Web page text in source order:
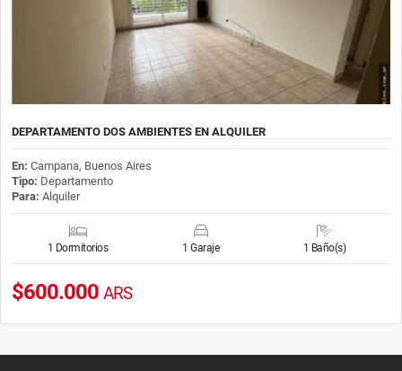
DEPARTAMENTO DOS AMBIENTES EN ALQUILER
En: Campana, Buenos Aires
Tipo: Departamento
Para: Alquiler
1 Dormitorios 1 Garaje 1 Baño(s)
$600.000 ARS